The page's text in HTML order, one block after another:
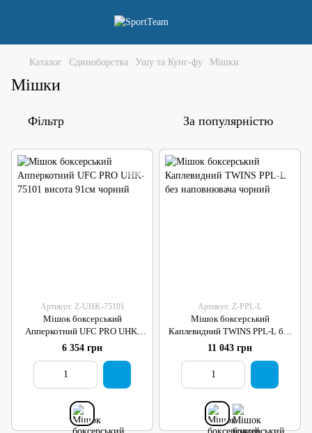
Каталог Єдиноборства Ушу та Кунг-фу Мішки
Мішки
Фільтр За популярністю
Артикул: Z-UHK-75101
Мішок боксерський
Апперкотний UFC PRO UHK-
75101 висота 91см чорний
6 354 грн
Артикул: Z-PPL-L
Мішок боксерський
Каплевидний TWINS PPL-L без
наповнювача чорний
11 043 грн